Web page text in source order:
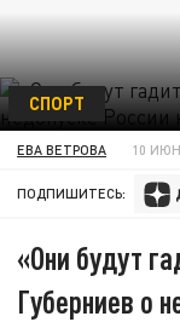
СПОРТ
ЕВА ВЕТРОВА 10
ПОДПИШИТЕСЬ:
«Они будут
Губерниев о